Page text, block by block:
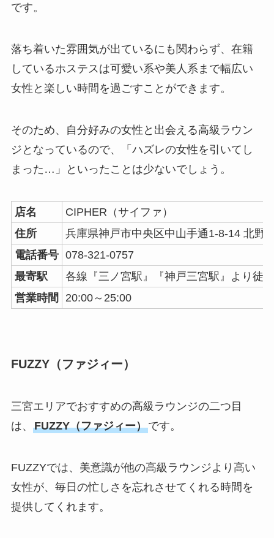
です。
落ち着いた雰囲気が出ているにも関わらず、在籍
しているホステスは可愛い系や美人系まで幅広い
女性と楽しい時間を過ごすことができます。
そのため、自分好みの女性と出会える高級ラウン
ジとなっているので、「ハズレの女性を引いてし
まった…」といったことは少ないでしょう。
店名
CIPHER（サイファ）
住所
兵庫県神戸市中央区中山手通1-8-14 北野
電話番号 078-321-0757
最寄駅
各線『三ノ宮駅』『神戸三宮駅』より徒
営業時間
20:00～25:00
FUZZY（ファジィー）
三宮エリアでおすすめの高級ラウンジの二つ目
は、 FUZZY（ファジィー）です。
FUZZYでは、美意識が他の高級ラウンジより高い
女性が、毎日の忙しさを忘れさせてくれる時間を
提供してくれます。